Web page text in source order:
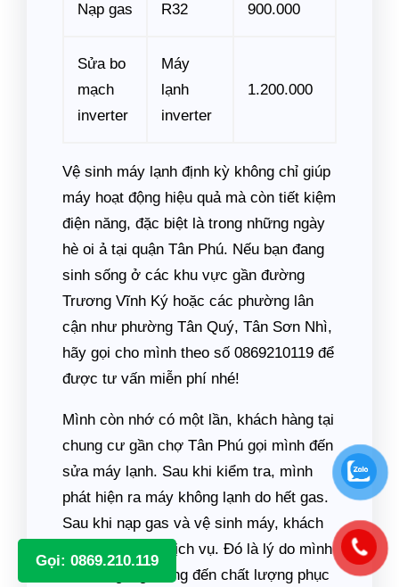
Gọi: 0869.210.119
Nạp gas R32 900.000
Sửa bo
mạch
inverter
Máy
lạnh
inverter
1.200.000
Vệ sinh máy lạnh định kỳ không chỉ giúp
máy hoạt động hiệu quả mà còn tiết kiệm
điện năng, đặc biệt là trong những ngày
hè oi ả tại quận Tân Phú. Nếu bạn đang
sinh sống ở các khu vực gần đường
Trương Vĩnh Ký hoặc các phường lân
cận như phường Tân Quý, Tân Sơn Nhì,
hãy gọi cho mình theo số 0869210119 để
được tư vấn miễn phí nhé!
Mình còn nhớ có một lần, khách hàng tại
chung cư gần chợ Tân Phú gọi mình đến
sửa máy lạnh. Sau khi kiểm tra, mình
phát hiện ra máy không lạnh do hết gas.
Sau khi nạp gas và vệ sinh máy, khách
rất hài lòng với dịch vụ. Đó là lý do mình
luôn cố gắng mang đến chất lượng phục